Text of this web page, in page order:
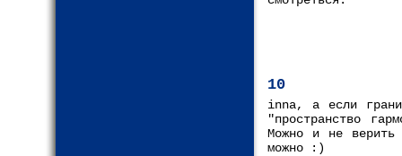
10
inna, а если грани
"пространство
Можно и не верить
можно :)